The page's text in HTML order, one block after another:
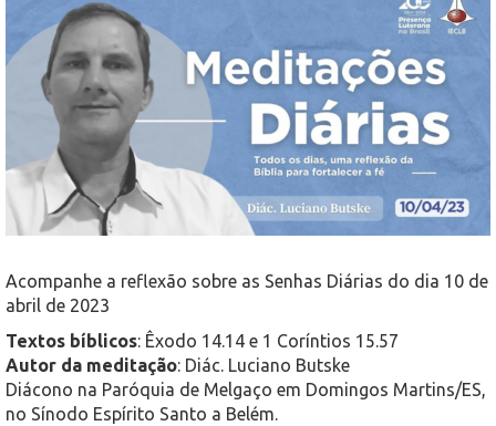
Acompanhe a reflexão sobre as Senhas Diárias do dia 10 de
abril de 2023
Textos bíblicos: Êxodo 14.14 e 1 Coríntios 15.57
Autor da meditação: Diác. Luciano Butske
Diácono na Paróquia de Melgaço em Domingos Martins/ES,
no Sínodo Espírito Santo a Belém.